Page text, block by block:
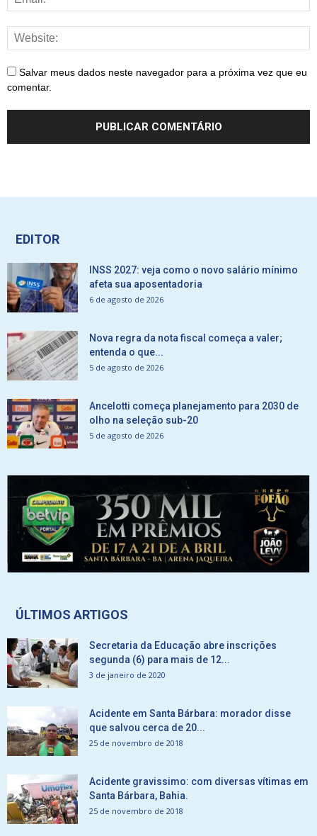
Salvar meus dados neste navegador para a próxima vez que eu
comentar.
EDITOR
INSS 2027: veja como o novo salário mínimo
afeta sua aposentadoria
6 de agosto de 2026
Nova regra da nota fiscal começa a valer;
entenda o que...
5 de agosto de 2026
Ancelotti começa planejamento para 2030 de
olho na seleção sub-20
5 de agosto de 2026
ÚLTIMOS ARTIGOS
Secretaria da Educação abre inscrições
segunda (6) para mais de 12...
3 de janeiro de 2020
Acidente em Santa Bárbara: morador disse
que salvou cerca de 20...
25 de novembro de 2018
Acidente gravissimo: com diversas vítimas em
Santa Bárbara, Bahia.
25 de novembro de 2018